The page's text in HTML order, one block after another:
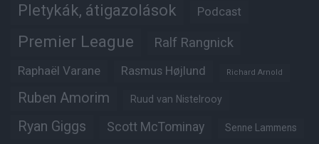
Pletykák, átigazolások Podcast
Premier League Ralf Rangnick
Raphaël Varane Rasmus Højlund Richard Arnold
Ruben Amorim Ruud van Nistelrooy
Ryan Giggs Scott McTominay Senne Lammens